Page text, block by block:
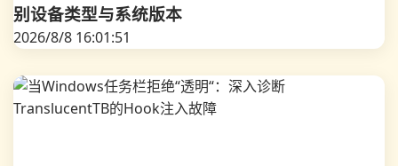
别设备类型与系统版本
2026/8/8 16:01:51